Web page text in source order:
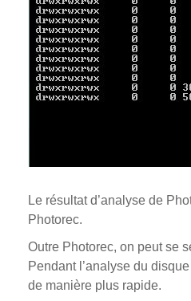
Le résultat d’analyse de
Photorec.
Outre Photorec, on peut se
Pendant l’analyse du
de manière plus rapide.